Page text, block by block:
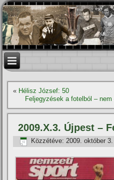
« Hélisz József: 50
Feljegyzések a fotelból –
2009.X.3. Újpest –
Közzétéve: 2009. október